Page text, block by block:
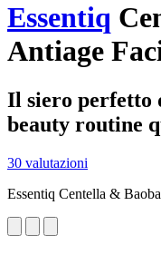
Essentiq
Antiage
Il siero perfetto
beauty routine
30 valutazioni
Essentiq Centella &